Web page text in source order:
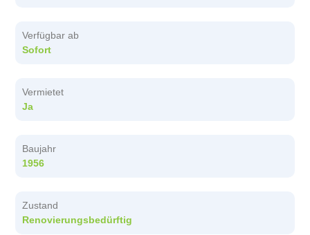
Verfügbar ab
Sofort
Vermietet
Ja
Baujahr
1956
Zustand
Renovierungsbedürftig